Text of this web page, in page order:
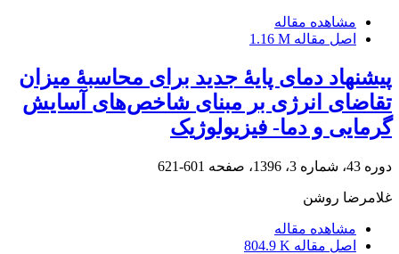
مشاهده مقاله
اصل مقاله 1.16 M
پیشنهاد دمای پایۀ جدید برای محاسبۀ میزان
تقاضای انرژی بر مبنای شاخص‌های آسایش
گرمایی و دما- فیزیولوژیک
دوره 43، شماره 3، 1396، صفحه 601-621
غلامرضا روشن
مشاهده مقاله
اصل مقاله 804.9 K